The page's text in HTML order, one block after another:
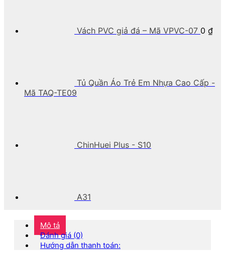
Vách PVC giả đá – Mã VPVC-07 0 ₫
Tủ Quần Áo Trẻ Em Nhựa Cao Cấp -
Mã TAQ-TE09
ChinHuei Plus - S10
A31
Mô tả
Đánh giá (0)
Hướng dẫn thanh toán: